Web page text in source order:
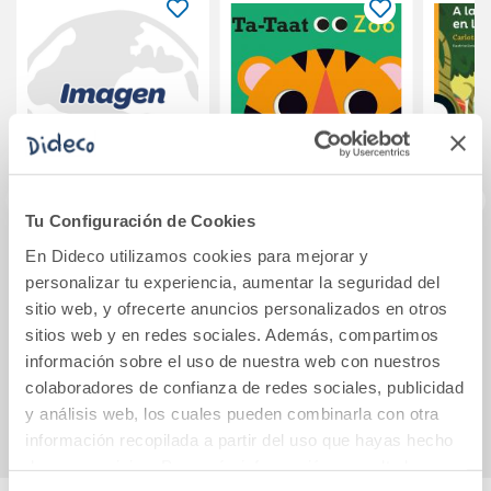
Tu Configuración de Cookies
En Dideco utilizamos cookies para mejorar y
personalizar tu experiencia, aumentar la seguridad del
sitio web, y ofrecerte anuncios personalizados en otros
sitios web y en redes sociales. Además, compartimos
información sobre el uso de nuestra web con nuestros
colaboradores de confianza de redes sociales, publicidad
y análisis web, los cuales pueden combinarla con otra
información recopilada a partir del uso que hayas hecho
Make Your Point
Level 2 Workbook
with Digital Pack
31,90€
Comprar
Ta-taat. Zoo
10,95€
Comprar